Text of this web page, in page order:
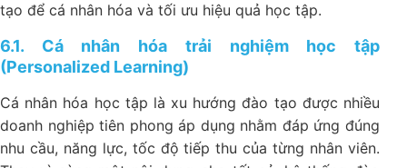
tạo để cá nhân hóa và tối ưu hiệu quả học tập.
6.1. Cá nhân hóa trải nghiệm học tập
(Personalized Learning)
Cá nhân hóa học tập là xu hướng đào tạo được nhiều
doanh nghiệp tiên phong áp dụng nhằm đáp ứng đúng
nhu cầu, năng lực, tốc độ tiếp thu của từng nhân viên.